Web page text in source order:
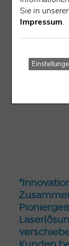
Sie in unserer
Impressum.